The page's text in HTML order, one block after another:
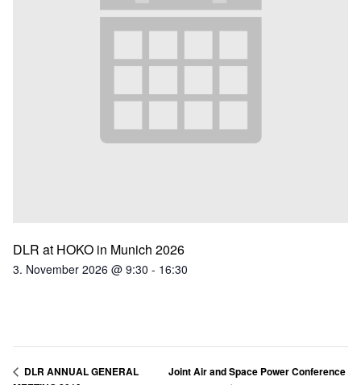
DLR at HOKO in Munich 2026
3. November 2026 @ 9:30 - 16:30
DLR ANNUAL GENERAL
Joint Air and Space Power Conference